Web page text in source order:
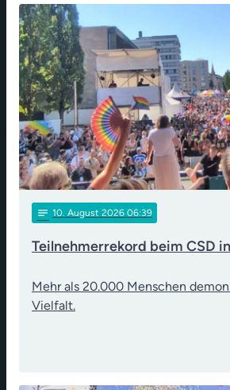
notes 10. August 2026 06:39
Teilnehmerrekord beim CSD
Mehr als 20.000 Menschen
Vielfalt.